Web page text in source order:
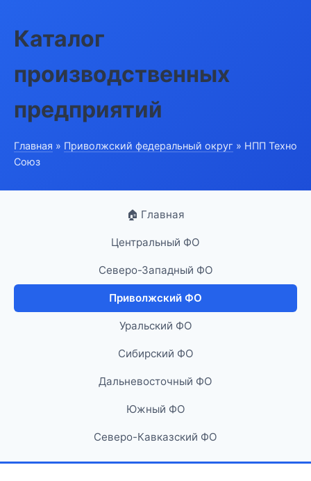
Каталог
производственных
предприятий
Главная » Приволжский федеральный округ » НПП Техно
Союз
🏠 Главная
Центральный ФО
Северо-Западный ФО
Приволжский ФО
Уральский ФО
Сибирский ФО
Дальневосточный ФО
Южный ФО
Северо-Кавказский ФО